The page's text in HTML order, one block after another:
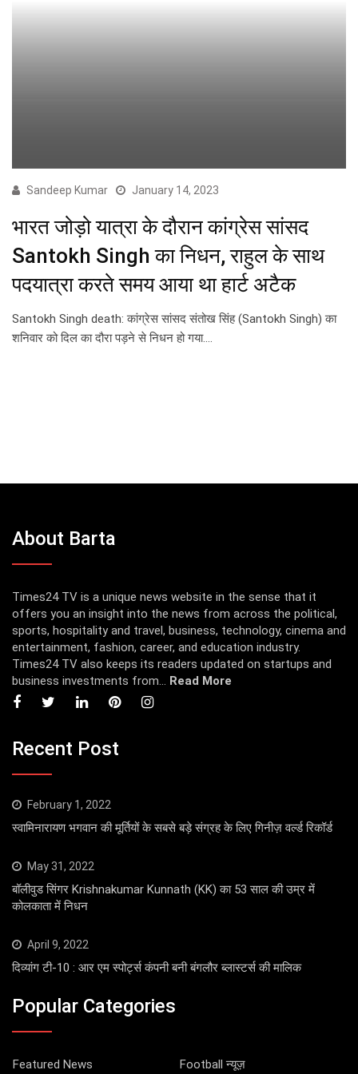
Sandeep Kumar January 14, 2023
भारत जोड़ो यात्रा के दौरान कांग्रेस सांसद
Santokh Singh का निधन, राहुल के साथ
पदयात्रा करते समय आया था हार्ट अटैक
Santokh Singh death: कांग्रेस सांसद संतोख सिंह (Santokh Singh) का
शनिवार को दिल का दौरा पड़ने से निधन हो गया.…
About Barta
Times24 TV is a unique news website in the sense that it
offers you an insight into the news from across the political,
sports, hospitality and travel, business, technology, cinema and
entertainment, fashion, career, and education industry.
Times24 TV also keeps its readers updated on startups and
business investments from... Read More
Recent Post
February 1, 2022
स्वामिनारायण भगवान की मूर्तियों के सबसे बड़े संग्रह के लिए गिनीज़ वर्ल्ड रिकॉर्ड
May 31, 2022
बॉलीवुड सिंगर Krishnakumar Kunnath (KK) का 53 साल की उम्र में
कोलकाता में निधन
April 9, 2022
दिव्यांग टी-10 : आर एम स्पोर्ट्स कंपनी बनी बंगलौर ब्लास्टर्स की मालिक
Popular Categories
Featured News
Football न्यूज़